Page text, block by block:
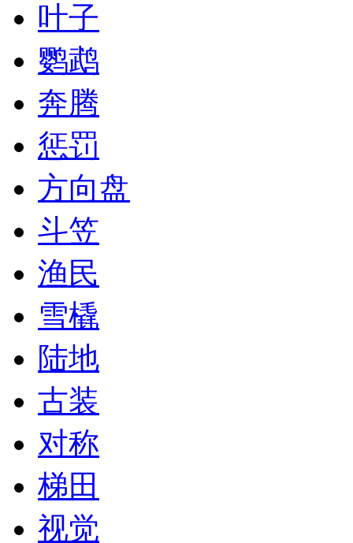
叶子
鹦鹉
奔腾
惩罚
方向盘
斗笠
渔民
雪橇
陆地
古装
对称
梯田
视觉